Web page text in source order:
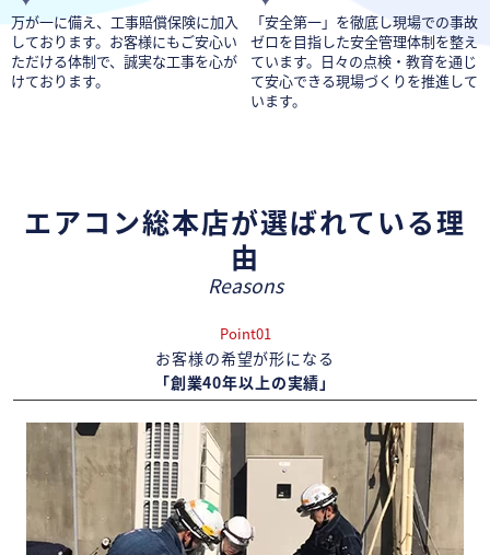
万が一に備え、工事賠償保険に加入
しております。お客様にもご安心い
ただける体制で、誠実な工事を心が
けております。
「安全第一」を徹底し現場での事故
ゼロを目指した安全管理体制を整え
ています。日々の点検・教育を通じ
て安心できる現場づくりを推進して
います。
エアコン総本店が選ばれている理
由
Reasons
Point01
お客様の希望が形になる
「創業40年以上の実績」